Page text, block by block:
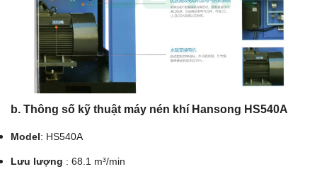
b. Thông số kỹ thuật máy nén khí Hansong HS540A
Model: HS540A
Lưu lượng : 68.1 m³/min